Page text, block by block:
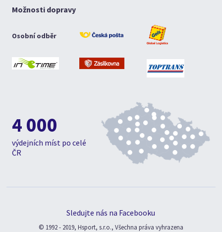
Možnosti dopravy
Osobní odběr
4 000
výdejních míst po celé
ČR
Sledujte nás na Facebooku
© 1992 - 2019, Hsport, s.r.o., Všechna práva vyhrazena